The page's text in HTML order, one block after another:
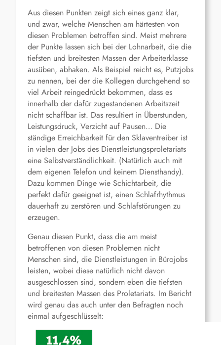
Aus diesen Punkten zeigt sich eines ganz klar,
und zwar, welche Menschen am härtesten von
diesen Problemen betroffen sind. Meist mehrere
der Punkte lassen sich bei der Lohnarbeit, die die
tiefsten und breitesten Massen der Arbeiterklasse
ausüben, abhaken. Als Beispiel reicht es, Putzjobs
zu nennen, bei der die Kollegen durchgehend so
viel Arbeit reingedrückt bekommen, dass es
innerhalb der dafür zugestandenen Arbeitszeit
nicht schaffbar ist. Das resultiert in Überstunden,
Leistungsdruck, Verzicht auf Pausen… Die
ständige Erreichbarkeit für den Sklaventreiber ist
in vielen der Jobs des Dienstleistungsproletariats
eine Selbstverständlichkeit. (Natürlich auch mit
dem eigenen Telefon und keinem Diensthandy).
Dazu kommen Dinge wie Schichtarbeit, die
perfekt dafür geeignet ist, einen Schlafrhythmus
dauerhaft zu zerstören und Schlafstörungen zu
erzeugen.
Genau diesen Punkt, dass die am meist
betroffenen von diesen Problemen nicht
Menschen sind, die Dienstleistungen in Bürojobs
leisten, wobei diese natürlich nicht davon
ausgeschlossen sind, sondern eben die tiefsten
und breitesten Massen des Proletariats. Im Bericht
wird genau das auch unter den Befragten noch
einmal aufgeschlüsselt: